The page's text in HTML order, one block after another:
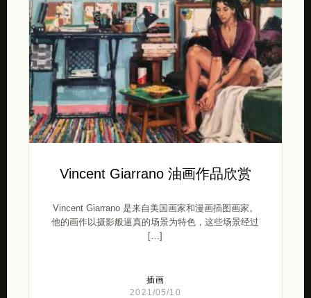
Vincent Giarrano 油画作品欣赏
Vincent Giarrano 是来自美国画家和漫画插图画家。
他的画作以摄影般逼真的场景为特色，这些场景经过
[…]
插画
2021/05/10